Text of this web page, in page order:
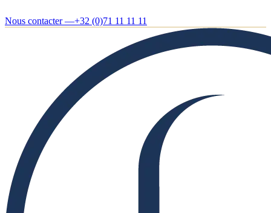
Nous contacter —+32 (0)71 11 11 11